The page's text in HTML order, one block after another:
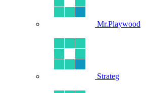
Mr.Playwood
Strateg